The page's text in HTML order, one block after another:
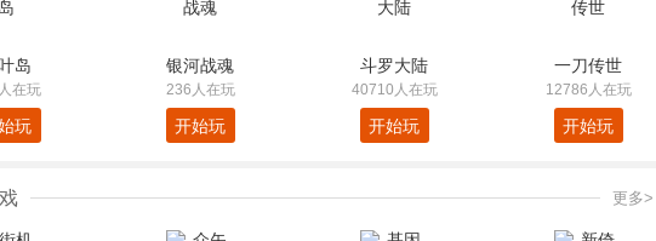
岛
在玩
玩
银河战魂
236人在玩
开始玩
斗罗大陆
40710人在玩
开始玩
一刀传世
12786人在玩
开始玩
更多>